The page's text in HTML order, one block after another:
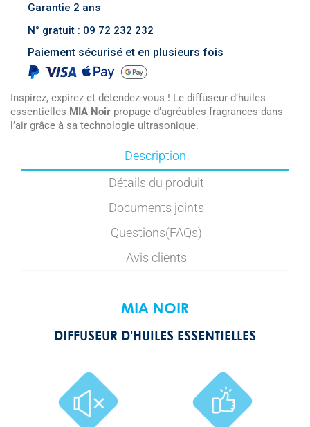
Garantie 2 ans
N° gratuit : 09 72 232 232
Paiement sécurisé et en plusieurs fois
Inspirez, expirez et détendez-vous ! Le diffuseur d’huiles
essentielles MIA Noir propage d’agréables fragrances dans
l’air grâce à sa technologie ultrasonique.
Description
Détails du produit
Documents joints
Questions(FAQs)
Avis clients
MIA NOIR
DIFFUSEUR D'HUILES ESSENTIELLES